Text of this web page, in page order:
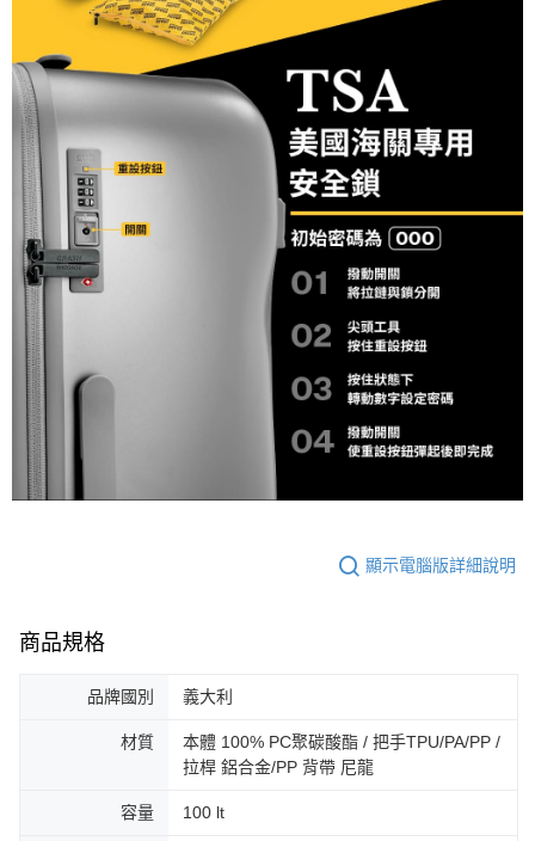
顯示電腦版詳細說明
商品規格
品牌國別 義大利
材質
本體 100% PC聚碳酸酯 / 把手TPU/PA/PP /
拉桿 鋁合金/PP 背帶 尼龍
容量 100 lt